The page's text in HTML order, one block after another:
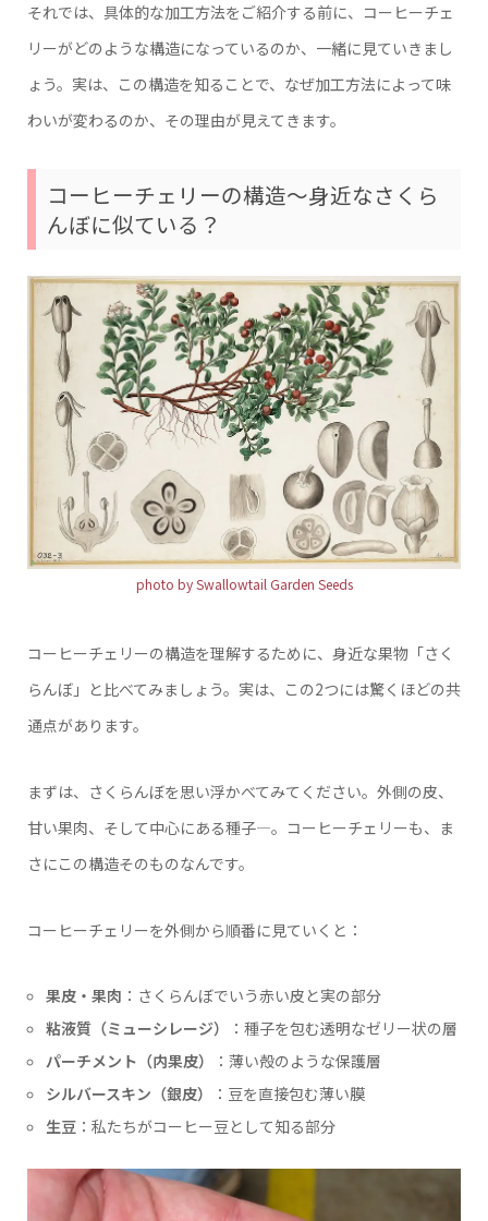
それでは、具体的な加工方法をご紹介する前に、コーヒーチェ
リーがどのような構造になっているのか、一緒に見ていきまし
ょう。実は、この構造を知ることで、なぜ加工方法によって味
わいが変わるのか、その理由が見えてきます。
コーヒーチェリーの構造〜身近なさくら
んぼに似ている？
photo by Swallowtail Garden Seeds
コーヒーチェリーの構造を理解するために、身近な果物「さく
らんぼ」と比べてみましょう。実は、この2つには驚くほどの共
通点があります。
まずは、さくらんぼを思い浮かべてみてください。外側の皮、
甘い果肉、そして中心にある種子―。コーヒーチェリーも、ま
さにこの構造そのものなんです。
コーヒーチェリーを外側から順番に見ていくと：
果皮・果肉 ：さくらんぼでいう赤い皮と実の部分
粘液質（ミューシレージ）
：種子を包む透明なゼリー状の層
パーチメント（内果皮）
：薄い殻のような保護層
シルバースキン（銀皮）
：豆を直接包む薄い膜
生豆 ：私たちがコーヒー豆として知る部分